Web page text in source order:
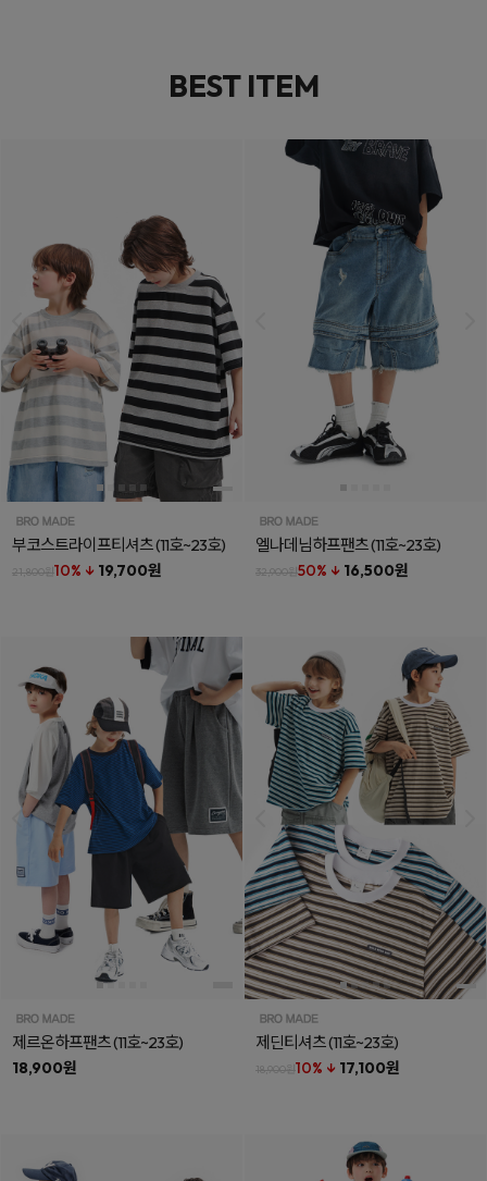
BEST ITEM
부코스트라이프티셔츠(11호~23호)
21,800원10% ↓ 19,700원
엘나데님하프팬츠(11호~23호)
32,900원50% ↓ 16,500원
제르온하프팬츠(11호~23호)
18,900원
제딘티셔츠(11호~23호)
18,900원10% ↓ 17,100원